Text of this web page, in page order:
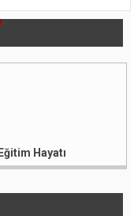
Hayatı